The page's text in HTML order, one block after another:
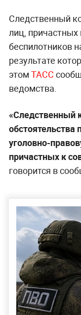
Следственный
лиц, причастных
беспилотников
результате
этом ТАСС
ведомства.
«Следственный
уголовно-
причастных к
говорится в